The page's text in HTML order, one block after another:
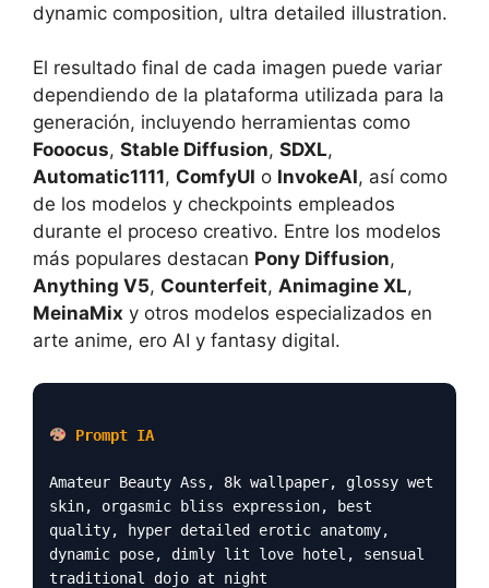
dynamic composition, ultra detailed illustration.
El resultado final de cada imagen puede variar
dependiendo de la plataforma utilizada para la
generación, incluyendo herramientas como
Fooocus, Stable Diffusion, SDXL,
Automatic1111, ComfyUI o InvokeAI, así como
de los modelos y checkpoints empleados
durante el proceso creativo. Entre los modelos
más populares destacan Pony Diffusion,
Anything V5, Counterfeit, Animagine XL,
MeinaMix y otros modelos especializados en
arte anime, ero AI y fantasy digital.
Prompt IA
Amateur Beauty Ass, 8k wallpaper, glossy wet
skin, orgasmic bliss expression, best
quality, hyper detailed erotic anatomy,
dynamic pose, dimly lit love hotel, sensual
traditional dojo at night